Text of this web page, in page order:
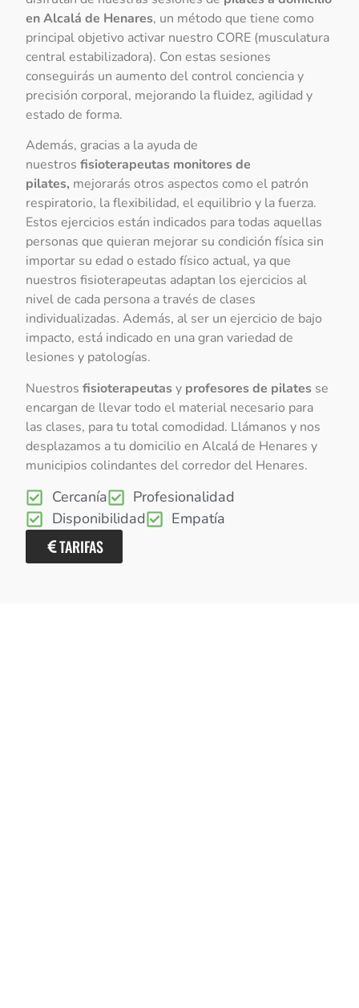
en Alcalá de Henares, un método que tiene como
principal objetivo activar nuestro CORE (musculatura
central estabilizadora). Con estas sesiones
conseguirás un aumento del control conciencia y
precisión corporal, mejorando la fluidez, agilidad y
estado de forma.
Además, gracias a la ayuda de
nuestrosfisioterapeutas monitores de
pilates, mejorarás otros aspectos como el patrón
respiratorio, la flexibilidad, el equilibrio y la fuerza.
Estos ejercicios están indicados para todas aquellas
personas que quieran mejorar su condición física sin
importar su edad o estado físico actual, ya que
nuestros fisioterapeutas adaptan los ejercicios al
nivel de cada persona a través de clases
individualizadas. Además, al ser un ejercicio de bajo
impacto, está indicado en una gran variedad de
lesiones y patologías.
Nuestrosfisioterapeutasy profesores de pilates se
encargan de llevar todo el material necesario para
las clases, para tu total comodidad. Llámanos y nos
desplazamos a tu domicilio en Alcalá de Henares y
municipios colindantes del corredor del Henares.
Cercanía
Profesionalidad
Disponibilidad
Empatía
TARIFAS